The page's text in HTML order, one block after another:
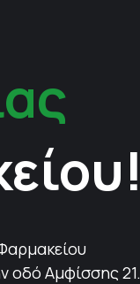
οδό Αμφίσσης 21.